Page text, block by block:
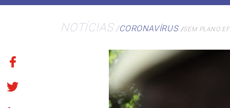
NOTÍCIAS CORONAVÍRUS SEM PLANO